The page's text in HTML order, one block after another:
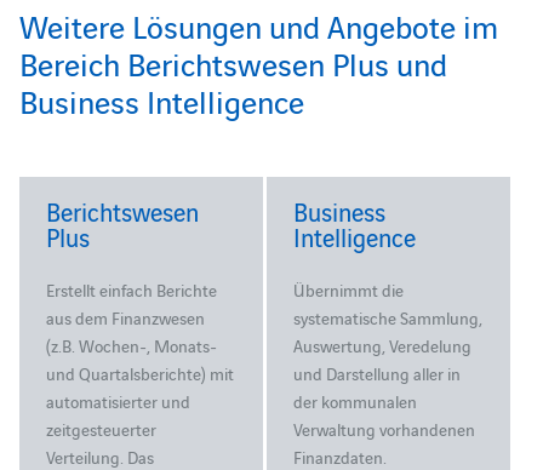
Weitere Lösungen und Angebote im
Bereich Berichtswesen Plus und
Business Intelligence
Berichtswesen
Plus
Erstellt einfach Berichte
aus dem Finanzwesen
(z.B. Wochen-, Monats-
und Quartalsberichte) mit
automatisierter und
zeitgesteuerter
Verteilung. Das
Business
Intelligence
Übernimmt die
systematische Sammlung,
Auswertung, Veredelung
und Darstellung aller in
der kommunalen
Verwaltung vorhandenen
Finanzdaten.